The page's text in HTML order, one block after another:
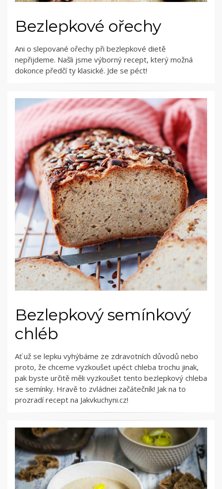
Bezlepkové ořechy
Ani o slepované ořechy při bezlepkové dietě
nepřijdeme. Našli jsme výborný recept, který možná
dokonce předčí ty klasické. Jde se péct!
Bezlepkový semínkový
chléb
Ať už se lepku vyhýbáme ze zdravotních důvodů nebo
proto, že chceme vyzkoušet upéct chleba trochu jinak,
pak byste určitě měli vyzkoušet tento bezlepkový chleba
se semínky. Hravě to zvládnei začátečník! Jak na to
prozradí recept na Jakvkuchyni.cz!